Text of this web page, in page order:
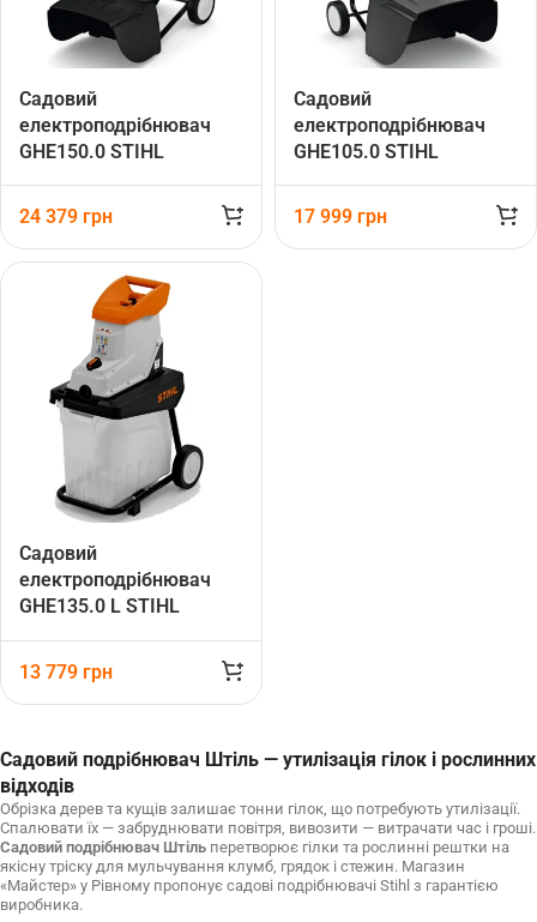
Садовий
електроподрібнювач
GHE150.0 STIHL
24 379 грн
Садовий
електроподрібнювач
GHE105.0 STIHL
17 999 грн
Садовий
електроподрібнювач
GHE135.0 L STIHL
13 779 грн
Садовий подрібнювач Штіль — утилізація гілок і рослинних
відходів
Обрізка дерев та кущів залишає тонни гілок, що потребують утилізації.
Спалювати їх — забруднювати повітря, вивозити — витрачати час і гроші.
Садовий подрібнювач Штіль перетворює гілки та рослинні рештки на
якісну тріску для мульчування клумб, грядок і стежин. Магазин
«Майстер» у Рівному пропонує садові подрібнювачі Stihl з гарантією
виробника.